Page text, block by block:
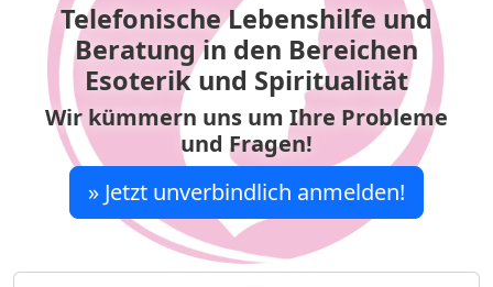
Telefonische Lebenshilfe und
Beratung in den Bereichen
Esoterik und Spiritualität
Wir kümmern uns um Ihre Probleme
und Fragen!
» Jetzt unverbindlich anmelden!